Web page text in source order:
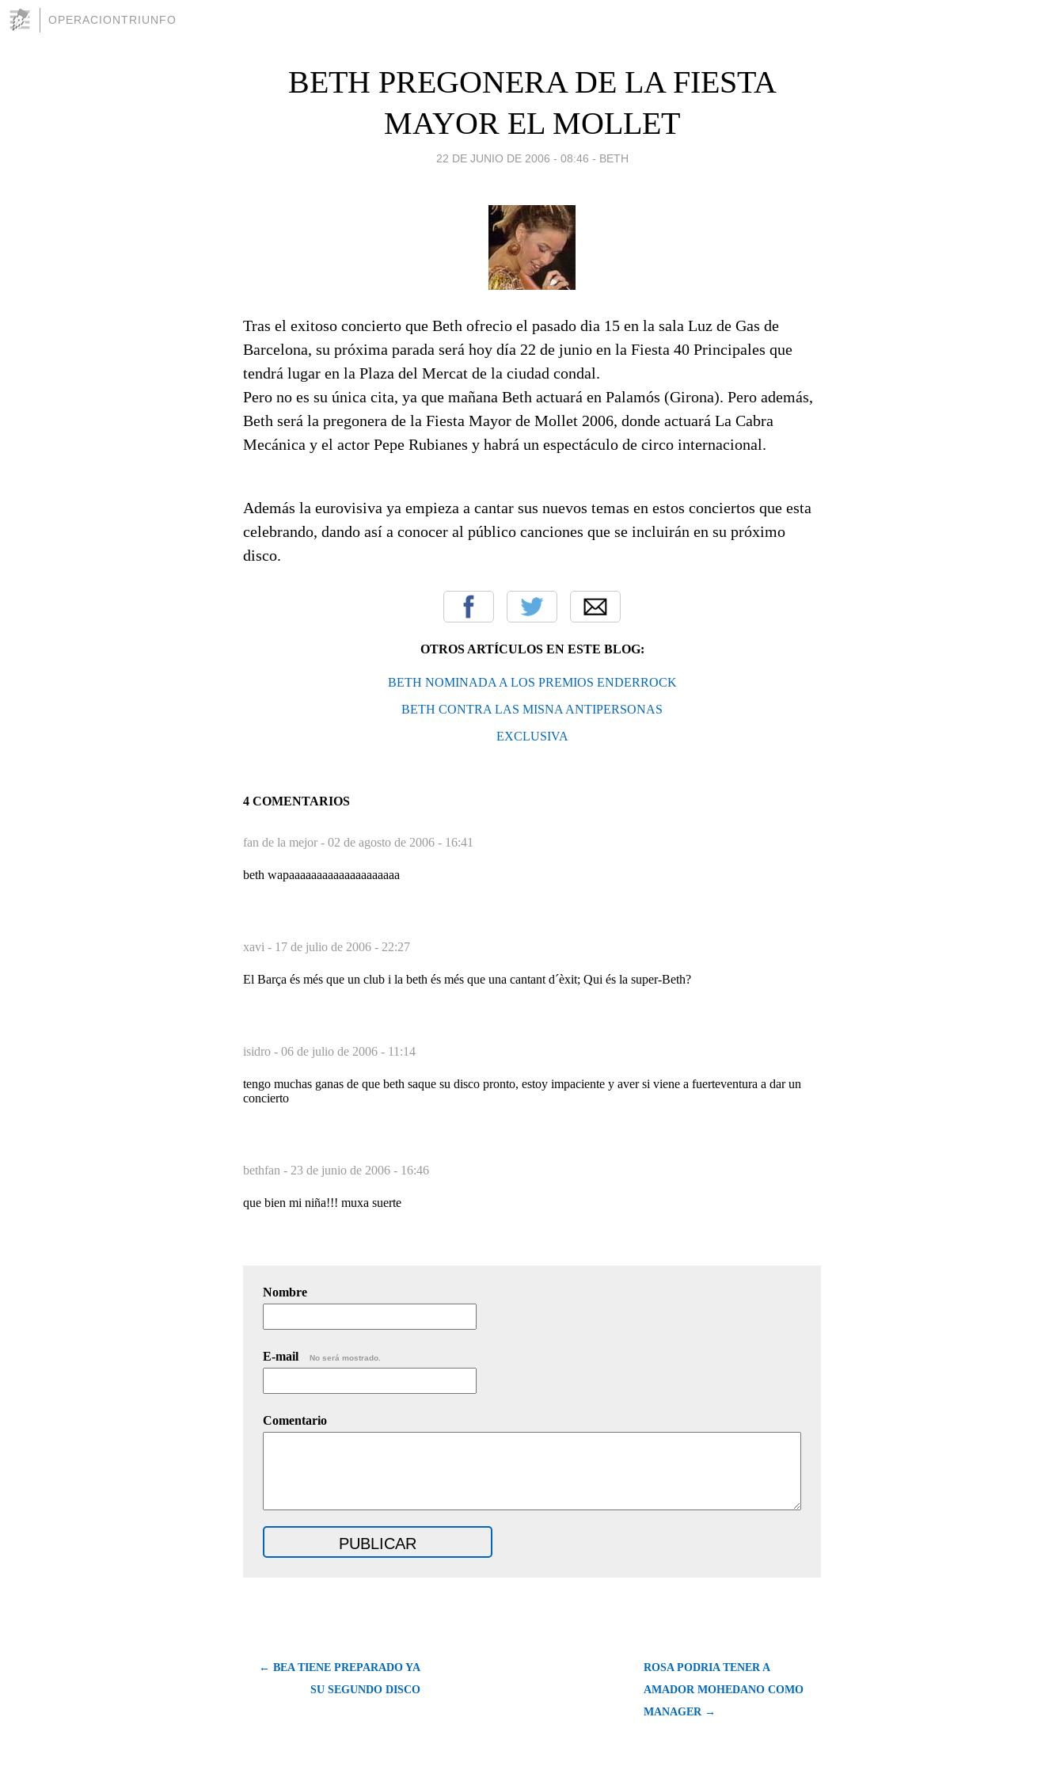
OPERACIONTRIUNFO
BETH PREGONERA DE LA FIESTA
MAYOR EL MOLLET
22 DE JUNIO DE 2006 - 08:46 - BETH
Tras el exitoso concierto que Beth ofrecio el pasado dia 15 en la sala Luz de Gas de
Barcelona, su próxima parada será hoy día 22 de junio en la Fiesta 40 Principales que
tendrá lugar en la Plaza del Mercat de la ciudad condal.
Pero no es su única cita, ya que mañana Beth actuará en Palamós (Girona). Pero además,
Beth será la pregonera de la Fiesta Mayor de Mollet 2006, donde actuará La Cabra
Mecánica y el actor Pepe Rubianes y habrá un espectáculo de circo internacional.
Además la eurovisiva ya empieza a cantar sus nuevos temas en estos conciertos que esta
celebrando, dando así a conocer al público canciones que se incluirán en su próximo
disco.
OTROS ARTÍCULOS EN ESTE BLOG:
BETH NOMINADA A LOS PREMIOS ENDERROCK
BETH CONTRA LAS MISNA ANTIPERSONAS
EXCLUSIVA
4 COMENTARIOS
fan de la mejor - 02 de agosto de 2006 - 16:41
beth wapaaaaaaaaaaaaaaaaaaaa
xavi - 17 de julio de 2006 - 22:27
El Barça és més que un club i la beth és més que una cantant d´èxit; Qui és la super-Beth?
isidro - 06 de julio de 2006 - 11:14
tengo muchas ganas de que beth saque su disco pronto, estoy impaciente y aver si viene a fuerteventura a dar un
concierto
bethfan - 23 de junio de 2006 - 16:46
que bien mi niña!!! muxa suerte
Nombre
E-mail No será mostrado.
Comentario
← BEA TIENE PREPARADO YA
SU SEGUNDO DISCO
ROSA PODRIA TENER A
AMADOR MOHEDANO COMO
MANAGER →